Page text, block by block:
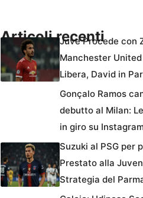
Articoli recenti
Juve Procede con
Manchester
Libera, David in
Gonçalo Ramos
debutto al Milan:
in giro su
Suzuki al PSG per
Prestato alla
Strategia del